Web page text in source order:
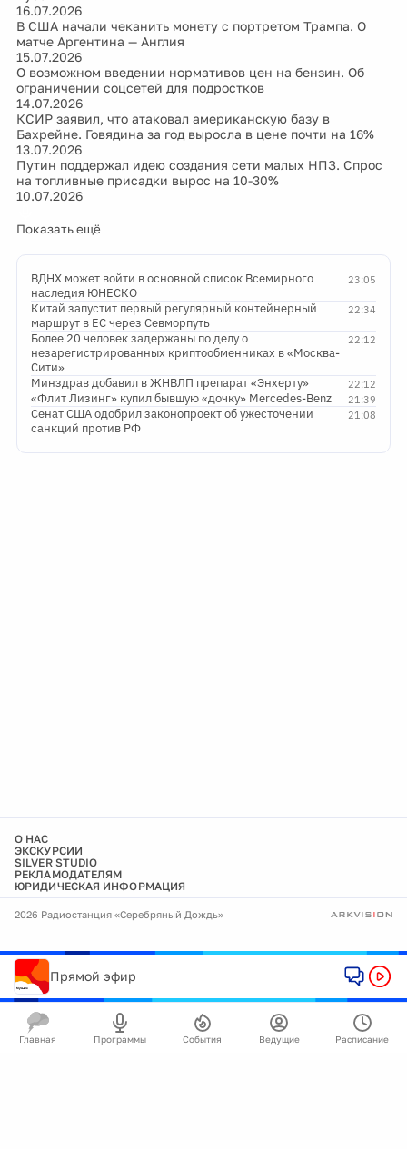
16.07.2026
В США начали чеканить монету с портретом Трампа. О
матче Аргентина — Англия
15.07.2026
О возможном введении нормативов цен на бензин. Об
ограничении соцсетей для подростков
14.07.2026
КСИР заявил, что атаковал американскую базу в
Бахрейне. Говядина за год выросла в цене почти на 16%
13.07.2026
Путин поддержал идею создания сети малых НПЗ. Спрос
на топливные присадки вырос на 10-30%
10.07.2026
Показать ещё
23:05
ВДНХ может войти в основной список Всемирного
наследия ЮНЕСКО
22:34
Китай запустит первый регулярный контейнерный
маршрут в ЕС через Севморпуть
22:12
Более 20 человек задержаны по делу о
незарегистрированных криптообменниках в «Москва-
Сити»
22:12
Минздрав добавил в ЖНВЛП препарат «Энхерту»
21:39
«Флит Лизинг» купил бывшую «дочку» Mercedes-Benz
21:08
Сенат США одобрил законопроект об ужесточении
санкций против РФ
О НАС
ЭКСКУРСИИ
SILVER STUDIO
РЕКЛАМОДАТЕЛЯМ
ЮРИДИЧЕСКАЯ ИНФОРМАЦИЯ
2026 Радиостанция «Серебряный Дождь»
Прямой эфир
Главная Программы События Ведущие Расписание